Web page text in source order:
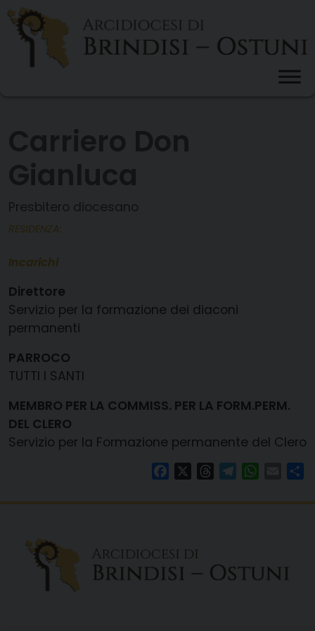
Skip
content
Presbitero diocesano
RESIDENZA:
Incarichi
Direttore
Servizio per la formazione dei diaconi
permanenti
PARROCO
TUTTI I SANTI
MEMBRO PER LA COMMISS. PER LA FORM.PERM.
DEL CLERO
Servizio per la Formazione permanente del Clero
FacebookThreadsTelegram Email